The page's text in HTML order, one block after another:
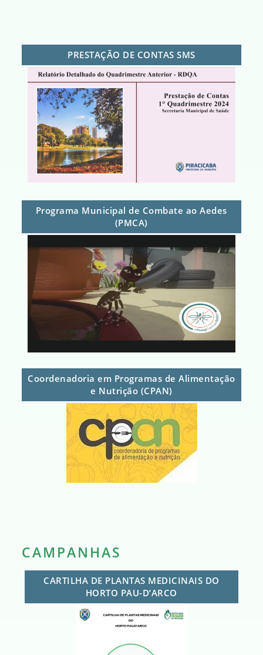
PRESTAÇÃO DE CONTAS SMS
Programa Municipal de Combate ao Aedes
(PMCA)
Coordenadoria em Programas de Alimentação
e Nutrição (CPAN)
CAMPANHAS
CARTILHA DE PLANTAS MEDICINAIS DO
HORTO PAU-D’ARCO